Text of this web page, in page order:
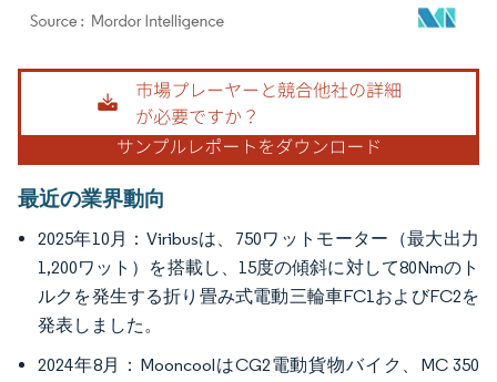
画像 © Mordor Intelligence。再利用にはCC BY 4.0の表示が必要です。
最近の業界動向
2025年10月：Viribusは、750ワットモーター（最大出力
1,200ワット）を搭載し、15度の傾斜に対して80Nmのト
ルクを発生する折り畳み式電動三輪車FC1およびFC2を
発表しました。
2024年8月：MooncoolはCG2電動貨物バイク、MC 350